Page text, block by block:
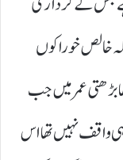
خالص خوراکوں
بڑھتی عمر میں جب
واقف نہیں تھا اس